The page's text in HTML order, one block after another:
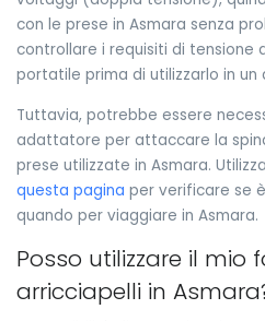
con le prese in Asmara senza
controllare i requisiti di
portatile prima di utilizzarlo in un
Tuttavia, potrebbe essere
adattatore per attaccare la
prese utilizzate in Asmara.
questa pagina per verificare se
quando per viaggiare in Asmara.
Posso utilizzare il mio
arricciapelli in